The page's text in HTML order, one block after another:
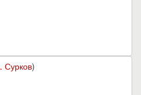
Сурков)